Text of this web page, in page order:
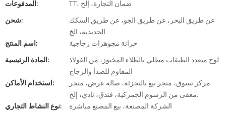
المدفوعات: TT، ضمان التجارة، إلخ
شحن:
عن طريق البحر، عن طريق الجو، عن طريق السكك
الحديدية، الخ
اسم المنتج:
خزانة مجوهرات زجاجية
المادة الرئيسية:
لوح متعدد الطبقات مطلي بالطلاء المخبوز، من الفولاذ
المقاوم للصدأ والزجاج
استخدام الأماكن:
مركز تسوق، متجر بيع بالتجزئة، صالة عرض، متجر
معفى من الرسوم الجمركية، فندق، نادي، إلخ.
نوع النشاط التجاري:
الشركة المصنعة، بيع المصنع مباشرة